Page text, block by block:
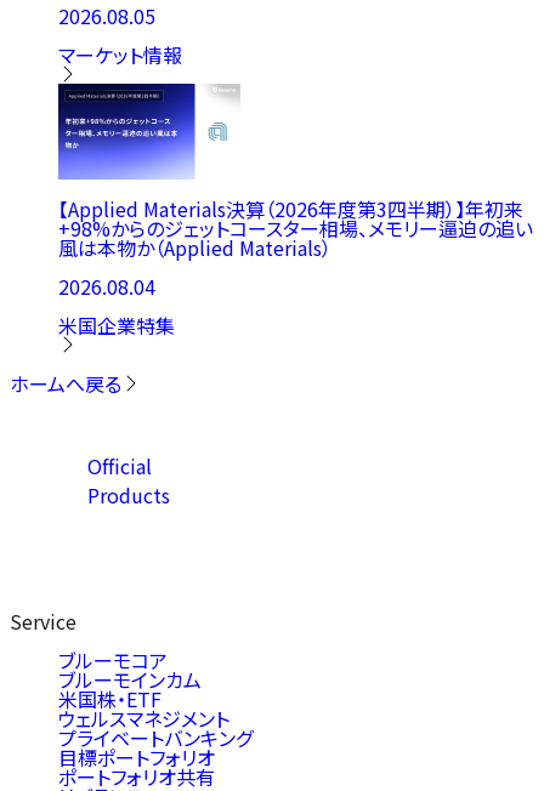
2026.08.05
マーケット情報
【Applied Materials決算（2026年度第3四半期）】年初来
+98%からのジェットコースター相場、メモリー逼迫の追い
風は本物か（Applied Materials）
2026.08.04
米国企業特集
ホームへ戻る
Official
Products
Service
ブルーモコア
ブルーモインカム
米国株・ETF
ウェルスマネジメント
プライベートバンキング
目標ポートフォリオ
ポートフォリオ共有